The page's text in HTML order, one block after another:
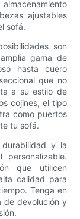
ajustables
sofá.
son
gama de
hasta cuero
que no
a su estilo de
cojines, el tipo
como puertos
tu sofá.
y la
que utilicen
calidad para
Tenga en
de devolución y